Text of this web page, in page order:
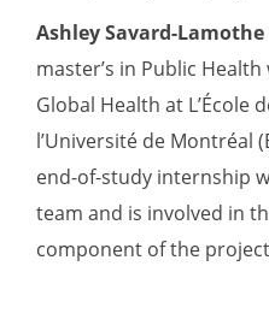
Ashley Savard-Lamothe
master’s in Public
Global Health at L’École
l’Université de Montréal
end-of-study internship
team and is involved in
component of the